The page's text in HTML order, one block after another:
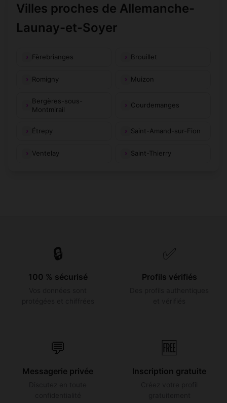
Villes proches de Allemanche-
Launay-et-Soyer
Fèrebrianges Brouillet
Romigny Muizon
Bergères-sous-
Montmirail
Courdemanges
Étrepy Saint-Amand-sur-Fion
Ventelay Saint-Thierry
🔒
100 % sécurisé
✅
Profils vérifiés
💬
Messagerie privée
🆓
Inscription gratuite